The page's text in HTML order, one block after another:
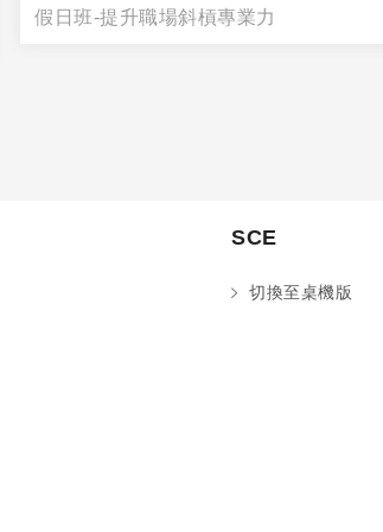
假日班-提升職場斜槓專業力
SCE
切換至桌機版